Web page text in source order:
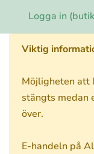
Logga in
Viktig
Möjligheten att
stängts medan
över.
E-handeln på